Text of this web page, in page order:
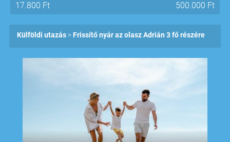
17.800 Ft 500.000 Ft
Külföldi utazás Frissítő nyár az olasz Adrián 3 fő részére